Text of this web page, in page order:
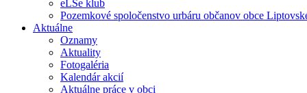
eLSe klub
Pozemkové spoločenstvo urbáru občanov obce
Aktuálne
Oznamy
Aktuality
Fotogaléria
Kalendár akcií
Aktuálne práce v obci